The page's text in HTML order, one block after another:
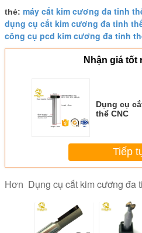
thẻ: máy cắt kim cương đa tinh
dụng cụ cắt kim cương đa tinh
công cụ pcd kim cương đa tinh
Nhận giá tốt
Dụng cụ
thể CNC
Tiếp
Hơn Dụng cụ cắt kim cương đa